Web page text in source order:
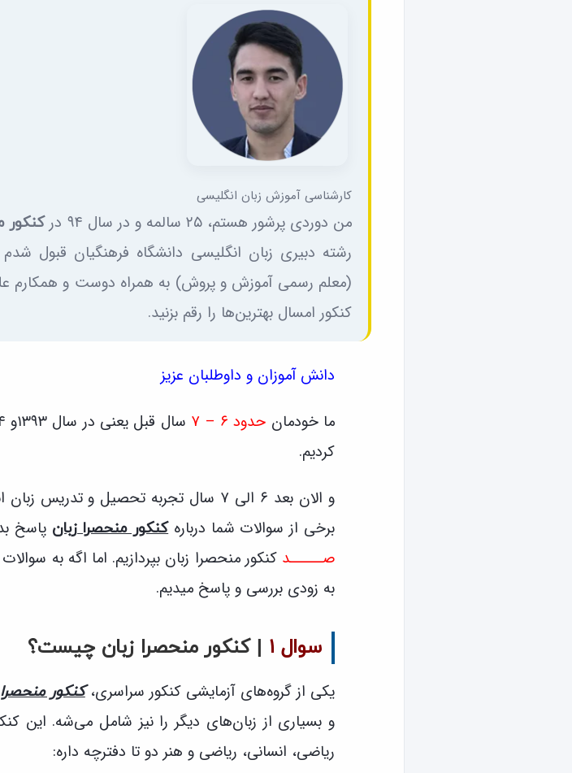
کارشناسی آموزش زبان انگلیسی
من دوردی پرشور هستم، ۲۵ سالمه و در سال ۹۴ در کنکور
رشته دبیری زبان انگلیسی دانشگاه فرهنگیان قبول
(معلم رسمی آموزش و پروش) به همراه دوست و همکارم
کنکور امسال بهترین‌ها را رقم بزنید.
دانش آموزان و داوطلبان عزیز
ما خودمان حدود ۶ – ۷ سال قبل یعنی در سال ۱۳۹۳و ۱۳۹۴ برای موفقیت در
کردیم.
و الان بعد ۶ الی ۷ سال تجربه تحصیل و
برخی از سوالات شما دربارهکنکور منحصرا زبان پاسخ
صـــــد کنکور منحصرا زبان بپردازیم. اما اگه به
به زودی بررسی و پاسخ میدیم.
سوال ۱ |کنکور منحصرا زبان چیست؟
یکی از گروه‌های آزمایشی کنکور سراسری،کنکور
و بسیاری از زبان‌های دیگر را نیز شامل می‌شه. این
ریاضی، انسانی، ریاضی و هنر دو تا دفترچه داره: